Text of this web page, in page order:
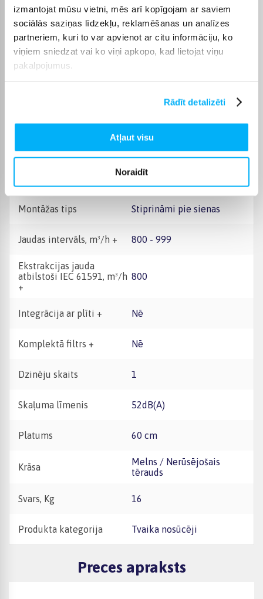
izmantojat mūsu vietni, mēs arī kopīgojam ar saviem
sociālās saziņas līdzekļu, reklamēšanas un analīzes
partneriem, kuri to var apvienot ar citu informāciju, ko
viņiem sniedzat vai ko viņi apkopo, kad lietojat viņu
pakalpojumus.
Rādīt detalizēti
Atļaut visu
Noraidīt
Ražotājs Brego
Tvaika nosūcēja
pieslēguma veids
Recirkulācija /
Pievienojams ventilācijas
60 - 69 cm
Montāžas tips Stiprināmi pie sienas
Jaudas intervāls, m³/h + 800 - 999
Ekstrakcijas jauda
atbilstoši IEC 61591, m³/h
+
800
Integrācija ar plīti + Nē
Komplektā filtrs + Nē
Dzinēju skaits 1
Skaļuma līmenis 52dB(A)
Platums 60 cm
Krāsa
Melns / Nerūsējošais
tērauds
Svars, Kg 16
Produkta kategorija Tvaika nosūcēji
Preces apraksts